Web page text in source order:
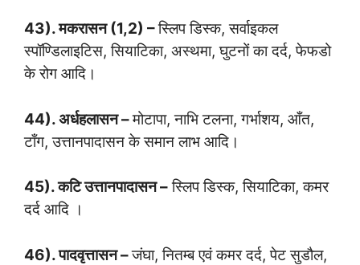
43). मकरासन (1,2) –स्लिप डिस्क, सर्वाइकल
स्पॉण्डिलाइटिस, सियाटिका, अस्थमा, घुटनों का दर्द, फेफडो
के रोग आदि।
44). अर्धहलासन –मोटापा, नाभि टलना, गर्भाशय, आँत,
टाँग, उत्तानपादासन के समान लाभ आदि।
45). कटि उत्तानपादासन –स्लिप डिस्क, सियाटिका, कमर
दर्द आदि ।
46). पादवृत्तासन –जंघा, नितम्ब एवं कमर दर्द, पेट सुडौल,